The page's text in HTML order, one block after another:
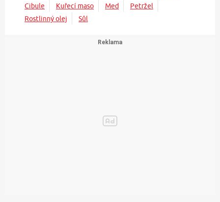
Cibule
Kuřecí maso Med
Petržel
Rostlinný olej
Sůl